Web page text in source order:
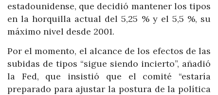
estadounidense, que decidió mantener los tipos
en la horquilla actual del 5,25 % y el 5,5 %, su
máximo nivel desde 2001.
Por el momento, el alcance de los efectos de las
subidas de tipos “sigue siendo incierto”, añadió
la Fed, que insistió que el comité “estaría
preparado para ajustar la postura de la política